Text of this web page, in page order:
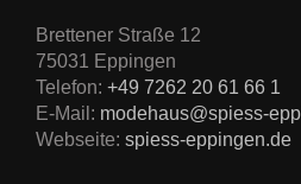
Brettener Straße 12
75031 Eppingen
Telefon: +49 7262 20 61 66 1
E-Mail: modehaus@spiess-
Webseite: spiess-eppingen.de